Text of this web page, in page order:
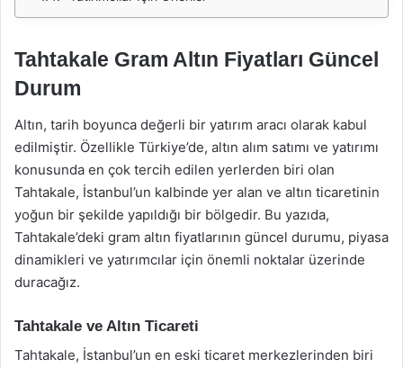
Tahtakale Gram Altın Fiyatları Güncel
Durum
Altın, tarih boyunca değerli bir yatırım aracı olarak kabul
edilmiştir. Özellikle Türkiye’de, altın alım satımı ve yatırımı
konusunda en çok tercih edilen yerlerden biri olan
Tahtakale, İstanbul’un kalbinde yer alan ve altın ticaretinin
yoğun bir şekilde yapıldığı bir bölgedir. Bu yazıda,
Tahtakale’deki gram altın fiyatlarının güncel durumu, piyasa
dinamikleri ve yatırımcılar için önemli noktalar üzerinde
duracağız.
Tahtakale ve Altın Ticareti
Tahtakale, İstanbul’un en eski ticaret merkezlerinden biri